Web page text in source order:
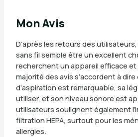
Mon Avis
D’après les retours des
sans fil semble être un excellent
recherchent un appareil efficace et
majorité des avis s’accordent à
d’aspiration est remarquable, sa
utiliser, et son niveau sonore est
utilisateurs soulignent également
filtration HEPA, surtout pour les
allergies.